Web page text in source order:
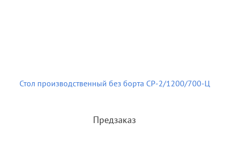
Стол производственный без борта СР-2/1200/700-Ц
Предзаказ